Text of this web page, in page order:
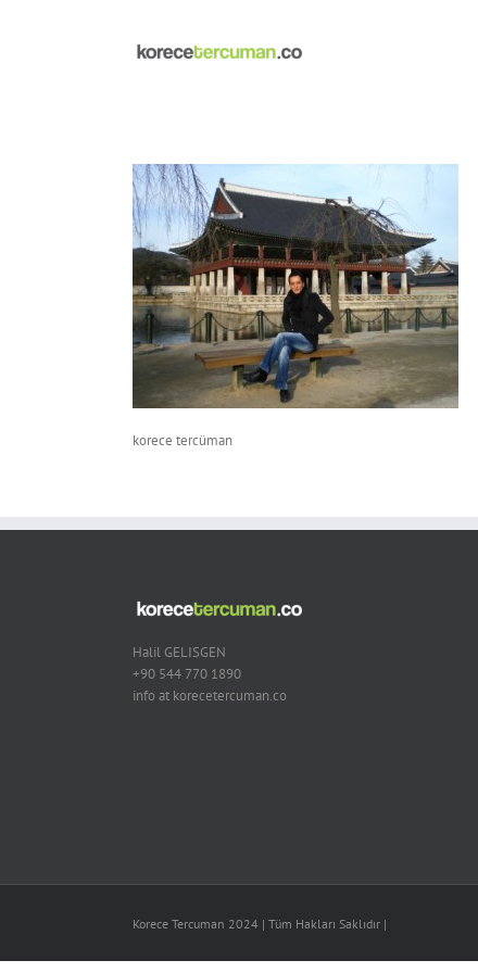
korece tercüman
Halil GELISGEN
+90 544 770 1890
info at korecetercuman.co
Korece Tercuman 2024 | Tüm Hakları Saklıdır |